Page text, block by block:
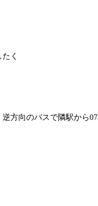
く
方向のバスで隣駅から